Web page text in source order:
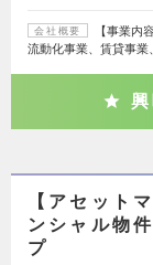
会社概要
【事業内
流動化事業、賃貸事業
【アセット
ンシャル物
プ